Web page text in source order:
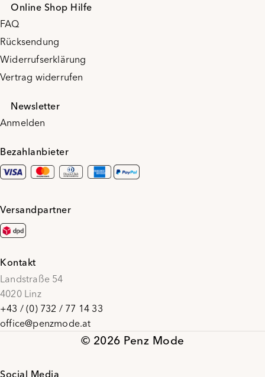
Online Shop Hilfe
FAQ
Rücksendung
Widerrufserklärung
Vertrag widerrufen
Newsletter
Anmelden
Bezahlanbieter
Versandpartner
Kontakt
Landstraße 54
4020 Linz
+43 / (0) 732 / 77 14 33
office@penzmode.at
© 2026 Penz Mode
Social Media